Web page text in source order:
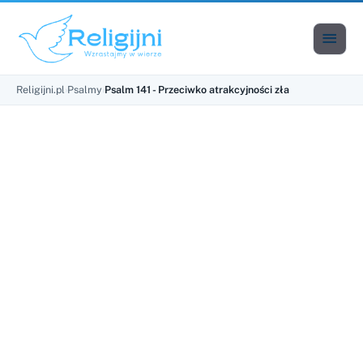

Religijni.pl›Psalmy›Psalm 141 - Przeciwko atrakcyjności zła